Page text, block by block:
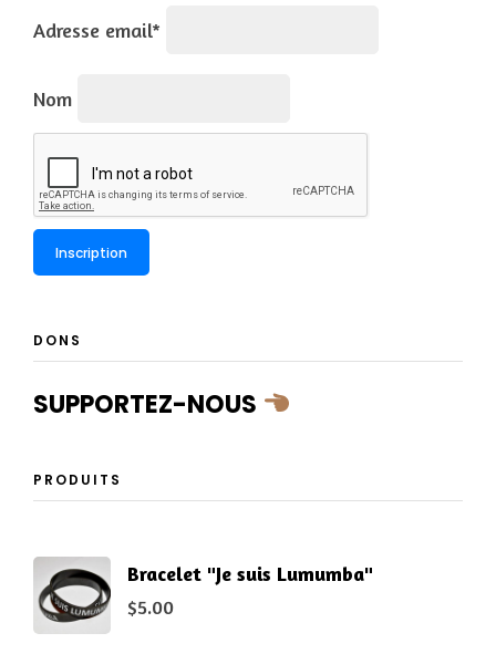
Adresse email*
Nom
DONS
SUPPORTEZ-NOUS
PRODUITS
Bracelet "Je suis Lumumba"
$5.00